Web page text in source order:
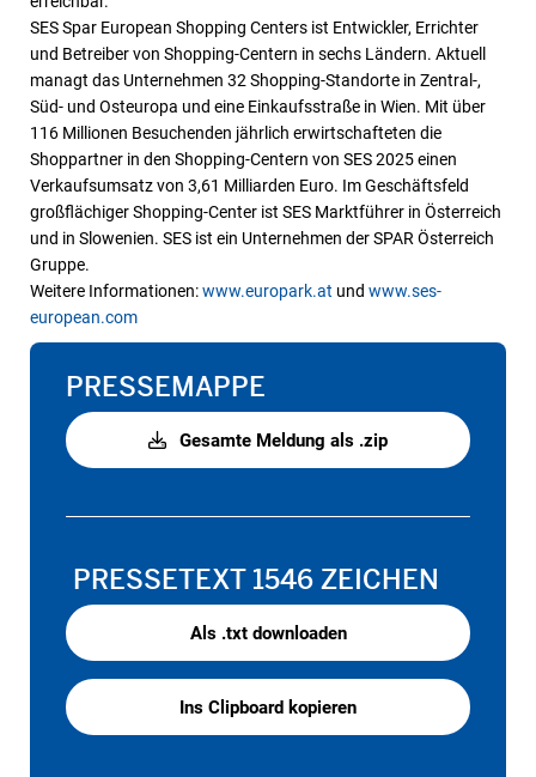
SES Spar European Shopping Centers ist Entwickler, Errichter
und Betreiber von Shopping-Centern in sechs Ländern. Aktuell
managt das Unternehmen 32 Shopping-Standorte in Zentral-,
Süd- und Osteuropa und eine Einkaufsstraße in Wien. Mit über
116 Millionen Besuchenden jährlich erwirtschafteten die
Shoppartner in den Shopping-Centern von SES 2025 einen
Verkaufsumsatz von 3,61 Milliarden Euro. Im Geschäftsfeld
großflächiger Shopping-Center ist SES Marktführer in Österreich
und in Slowenien. SES ist ein Unternehmen der SPAR Österreich
Gruppe.
Weitere Informationen:www.europark.at und www.ses-
european.com
PRESSEMAPPE
Gesamte Meldung als .zip
PRESSETEXT 1546 ZEICHEN
Als .txt downloaden
Ins Clipboard kopieren